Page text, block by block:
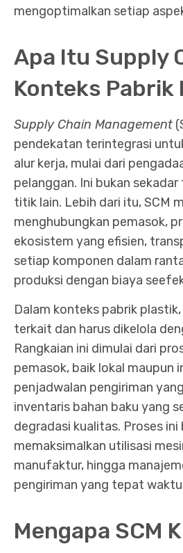
mengoptimalkan setiap
Apa Itu Supply
Konteks Pabrik
Supply Chain Management
pendekatan terintegrasi
alur kerja, mulai dari
pelanggan. Ini bukan
titik lain. Lebih dari itu, SCM
menghubungkan pemasok,
ekosistem yang efisien,
setiap komponen dalam
produksi dengan biaya
Dalam konteks pabrik
terkait dan harus dikelola
Rangkaian ini dimulai dari
pemasok, baik lokal maupun
penjadwalan pengiriman
inventaris bahan baku yang
degradasi kualitas. Proses
memaksimalkan utilisasi
manufaktur, hingga
pengiriman yang tepat
Mengapa SCM